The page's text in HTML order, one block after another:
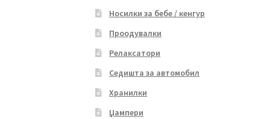
Носилки за бебе / кенгур
Проодувалки
Релаксатори
Седишта за автомобил
Хранилки
Џампери